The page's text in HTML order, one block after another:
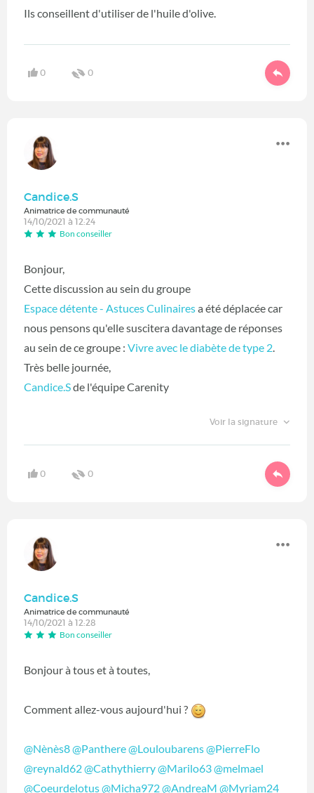
Ils conseillent d'utiliser de l'huile d'olive.
0 0
Candice.S
Animatrice de communauté
14/10/2021 à 12:24
Bon conseiller
Bonjour,
Cette discussion au sein du groupe
Espace détente - Astuces Culinairesa été déplacée car
nous pensons qu'elle suscitera davantage de réponses
au sein de ce groupe : Vivre avec le diabète de type 2.
Très belle journée,
Candice.Sde l'équipe Carenity
Voir la signature
0 0
Candice.S
Animatrice de communauté
14/10/2021 à 12:28
Bon conseiller
Bonjour à tous et à toutes,
Comment allez-vous aujourd'hui ?
@Nènès8@Panthere@Louloubarens@PierreFlo
@reynald62@Cathythierry@Marilo63@melmael
@Coeurdelotus@Micha972@AndreaM @Myriam24